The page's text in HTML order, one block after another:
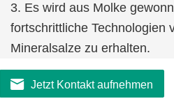
3. Es wird aus Molke
fortschrittliche Technologien
Mineralsalze zu erhalten.
Jetzt Kontakt aufnehmen